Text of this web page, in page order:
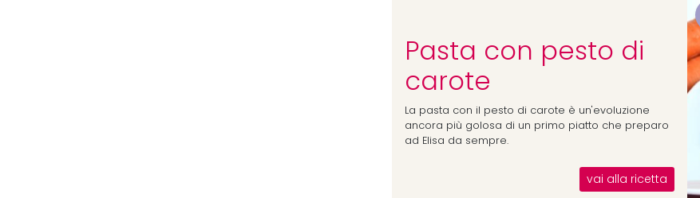
Pasta con pesto di
carote
La pasta con il pesto di carote è un'evoluzione
ancora più golosa di un primo piatto che preparo
ad Elisa da sempre.
vai alla ricetta